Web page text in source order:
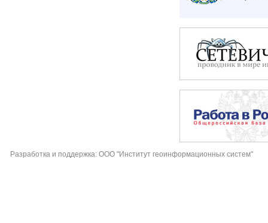
Разработка и поддержка: ООО "Институт геоинформационных систем"